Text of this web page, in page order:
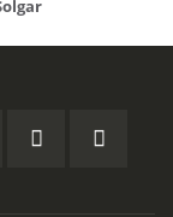
da Terra